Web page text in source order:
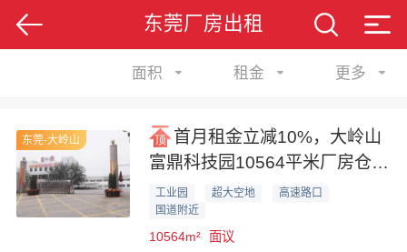
东莞厂房出租
面积 租金 更多
东莞-大岭山
首月租金立减10%，大岭山
富鼎科技园10564平米厂房仓库
业主直租
工业园 超大空地
高速路口
国道附近
10564m² 面议